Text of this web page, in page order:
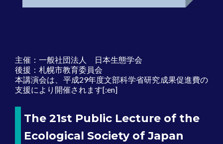
主催：一般社団法人 日本生態学会
後援：札幌市教育委員会
本講演会は、平成29年度文部科学省研究成果促進費の
支援により開催されます[:en]
The 21st Public Lecture of the
Ecological Society of Japan